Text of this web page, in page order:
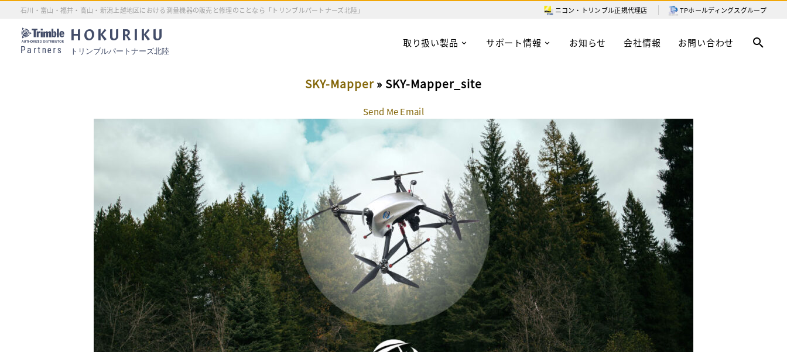
石川・富山・福井・高山・新潟上越地区における測量機器の販売と修理のことなら「トリンブルパートナーズ北陸」 ニコン・トリンブル正規代理店 TPホールディングスグループ
Partners
HOKURIKU
トリンブルパートナーズ北陸
取り扱い製品 サポート情報 お知らせ 会社情報 お問い合わせ
SKY-Mapper» SKY-Mapper_site
Send Me Email